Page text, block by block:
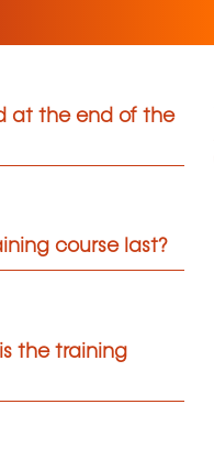
at the end of the
course last?
the training